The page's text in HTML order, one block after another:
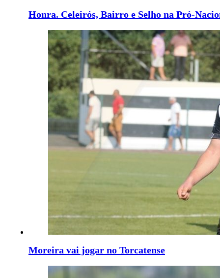
Honra. Celeirós, Bairro e Selho na Pró-
Moreira vai jogar no Torcatense